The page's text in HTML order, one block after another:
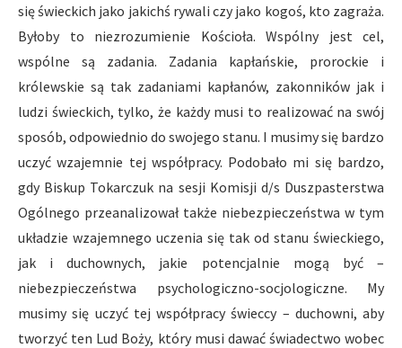
się świeckich jako jakichś rywali czy jako kogoś, kto zagraża.
Byłoby to niezrozumienie Kościoła. Wspólny jest cel,
wspólne są zadania. Zadania kapłańskie, prorockie i
królewskie są tak zadaniami kapłanów, zakonników jak i
ludzi świeckich, tylko, że każdy musi to realizować na swój
sposób, odpowiednio do swojego stanu. I musimy się bardzo
uczyć wzajemnie tej współpracy. Podobało mi się bardzo,
gdy Biskup Tokarczuk na sesji Komisji d/s Duszpasterstwa
Ogólnego przeanalizował także niebezpieczeństwa w tym
układzie wzajemnego uczenia się tak od stanu świeckiego,
jak i duchownych, jakie potencjalnie mogą być –
niebezpieczeństwa psychologiczno-socjologiczne. My
musimy się uczyć tej współpracy świeccy – duchowni, aby
tworzyć ten Lud Boży, który musi dawać świadectwo wobec